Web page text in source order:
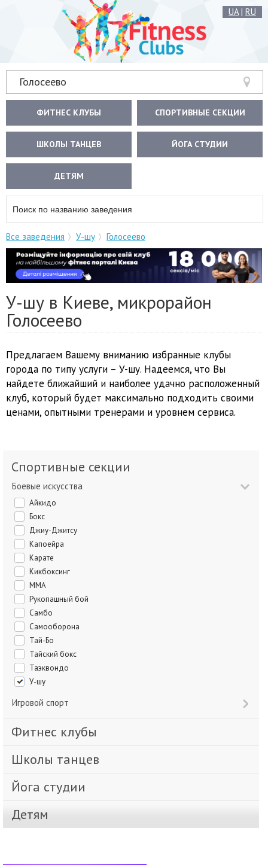
UA| RU
Голосеево
ФИТНЕС КЛУБЫ СПОРТИВНЫЕ СЕКЦИИ
ШКОЛЫ ТАНЦЕВ ЙОГА СТУДИИ
ДЕТЯМ
Все заведения У-шу Голосеево
У-шу в Киеве, микрорайон
Голосеево
Предлагаем Вашему вниманию избранные клубы
города по типу услуги – У-шу. Надеемся, что Вы
найдете ближайший и наиболее удачно расположенный
клуб, который будет максимально подходить своими
ценами, опытными тренерами и уровнем сервиса.
Спортивные секции
Боевые искусства
Айкидо
Бокс
Джиу-Джитсу
Капоейра
Карате
Кикбоксинг
ММА
Рукопашный бой
Самбо
Самооборона
Тай-Бо
Тайский бокс
Таэквондо
У-шу
Игровой спорт
Фитнес клубы
Школы танцев
Йога студии
Детям